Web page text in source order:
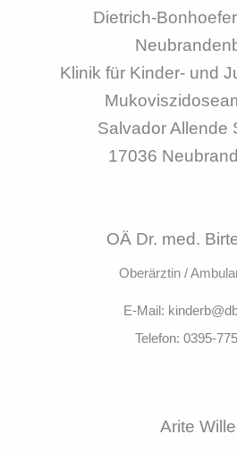
Dietrich-
Klinik für Kinder- und
Salvador Allende
17036
OÄ Dr. med.
Oberärztin /
E-Mail:
Telefon: 0395-
Arite